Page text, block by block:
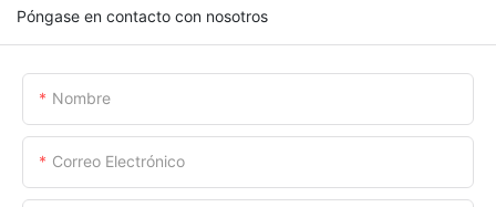
Póngase en contacto con nosotros
Nombre
Correo Electrónico